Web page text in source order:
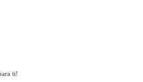
ti!